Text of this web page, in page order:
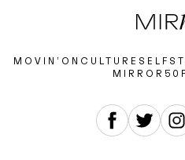
MOVIN’ON CULTURE SELF
MIRROR50